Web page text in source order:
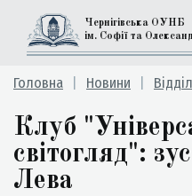
Чернігівська ОУНБ
ім. Софії та
Головна Новини
Клуб
світогляд":
Лева